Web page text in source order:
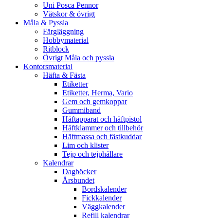
Uni Posca Pennor
Vätskor & övrigt
Måla & Pyssla
Färgläggning
Hobbymaterial
Ritblock
Övrigt Måla och pyssla
Kontorsmaterial
Häfta & Fästa
Etiketter
Etiketter, Herma, Vario
Gem och gemkoppar
Gummiband
Häftapparat och häftpistol
Häftklammer och tillbehör
Häftmassa och fästkuddar
Lim och klister
Tejp och tejphållare
Kalendrar
Dagböcker
Årsbundet
Bordskalender
Fickkalender
Väggkalender
Refill kalendrar